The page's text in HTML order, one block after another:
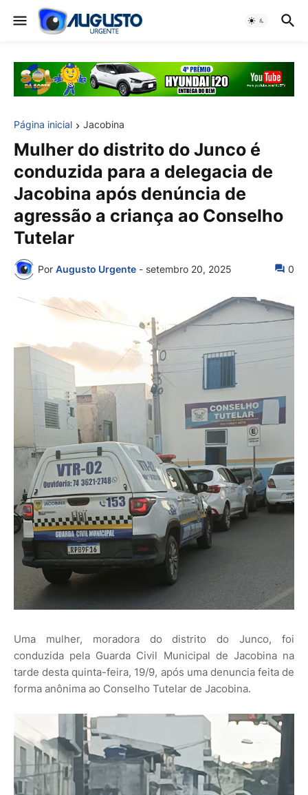
Página inicial Jacobina
Mulher do distrito do Junco é
conduzida para a delegacia de
Jacobina após denúncia de
agressão a criança ao Conselho
Tutelar
Por Augusto Urgente - setembro 20, 2025 0
Uma mulher, moradora do distrito do Junco, foi
conduzida pela Guarda Civil Municipal de Jacobina na
tarde desta quinta-feira, 19/9, após uma denuncia feita de
forma anônima ao Conselho Tutelar de Jacobina.